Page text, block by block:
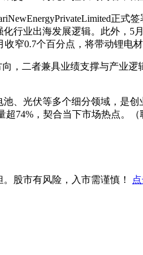
正
行业出海发展逻辑。此外，
窄0.7个百分点，将带动锂电
，二者兼具业绩支撑与产业
、光伏等多个细分领域，是
74%，契合当下市场热点。（
股市有风险，入市需谨慎！